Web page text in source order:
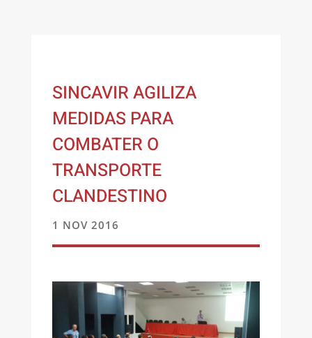
SINCAVIR AGILIZA
MEDIDAS PARA
COMBATER O
TRANSPORTE
CLANDESTINO
1 NOV 2016